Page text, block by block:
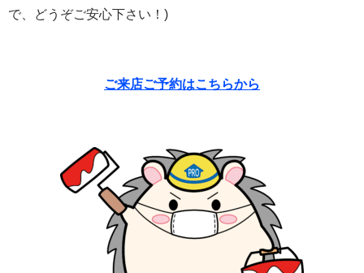
で、どうぞご安心下さい！)
ご来店ご予約はこちらから